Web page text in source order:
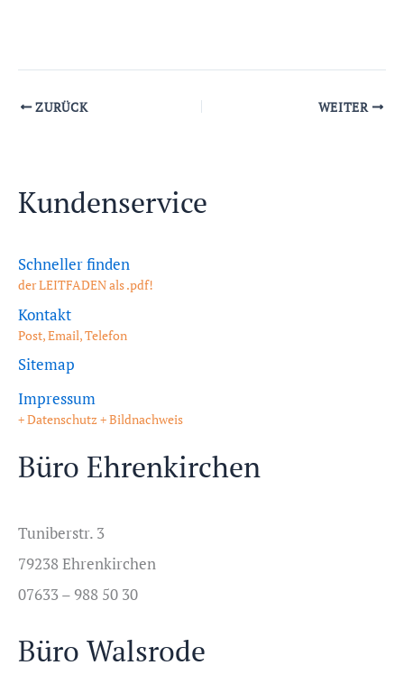
ZURÜCK WEITER
Kundenservice
Schneller finden
der LEITFADEN als .pdf!
Kontakt
Post, Email, Telefon
Sitemap
Impressum
+ Datenschutz + Bildnachweis
Büro Ehrenkirchen
Tuniberstr. 3
79238 Ehrenkirchen
07633 – 988 50 30
Büro Walsrode